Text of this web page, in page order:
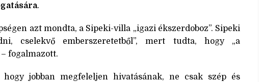
.
azt mondta, a Sipeki-villa „igazi ékszerdoboz”. Sipeki
cselekvő emberszeretetből”, mert tudta, hogy „a
fogalmazott.
jobban megfeleljen hivatásának, ne csak szép és